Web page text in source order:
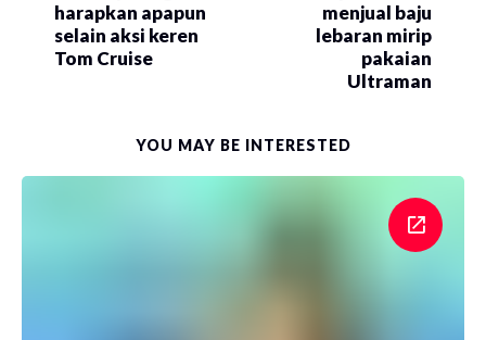
harapkan apapun
selain aksi keren
Tom Cruise
menjual baju
lebaran mirip
pakaian
Ultraman
YOU MAY BE INTERESTED